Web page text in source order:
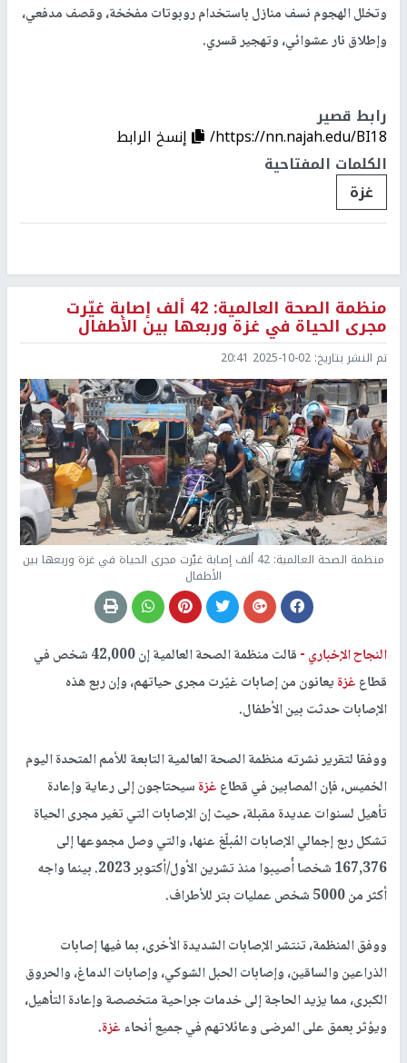
وتخلل الهجوم نسف منازل باستخدام روبوتات مفخخة، وقصف مدفعي،
وإطلاق نار عشوائي، وتهجير قسري.
رابط قصير
https://nn.najah.edu/BI18/
إنسخ الرابط
الكلمات المفتاحية
غزة
منظمة الصحة العالمية: 42 ألف إصابة غيّرت
مجرى الحياة في غزة وربعها بين الأطفال
تم النشر بتاريخ: 2025-10-02 20:41
منظمة الصحة العالمية: 42 ألف إصابة غيّرت مجرى الحياة في غزة وربعها بين
الأطفال
النجاح الإخباري -
قالت منظمة الصحة العالمية إن 42,000 شخص في
قطاعغزةيعانون من إصابات غيّرت مجرى حياتهم، وإن ربع هذه
الإصابات حدثت بين الأطفال.
ووفقا لتقرير نشرته منظمة الصحة العالمية التابعة للأمم المتحدة اليوم
الخميس، فإن المصابين في قطاعغزةسيحتاجون إلى رعاية وإعادة
تأهيل لسنوات عديدة مقبلة، حيث إن الإصابات التي تغير مجرى الحياة
تشكل ربع إجمالي الإصابات المُبلّغ عنها، والتي وصل مجموعها إلى
167,376 شخصا أُصيبوا منذ تشرين الأول/أكتوبر 2023. بينما واجه
أكثر من 5000 شخص عمليات بتر للأطراف.
ووفق المنظمة، تنتشر الإصابات الشديدة الأخرى، بما فيها إصابات
الذراعين والساقين، وإصابات الحبل الشوكي، وإصابات الدماغ، والحروق
الكبرى، مما يزيد الحاجة إلى خدمات جراحية متخصصة وإعادة التأهيل،
ويؤثر بعمق على المرضى وعائلاتهم في جميع أنحاءغزة.